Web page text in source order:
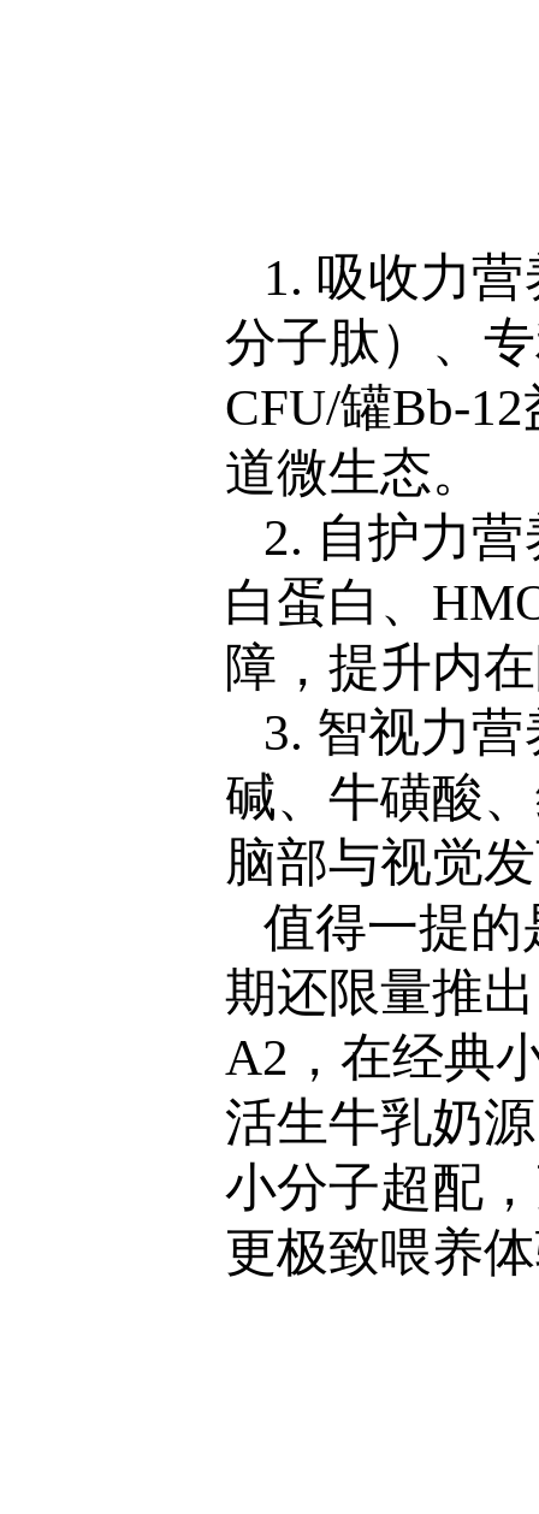
1. 吸收力
分子肽）、
CFU/罐Bb-
道微生态。
2. 自护力
白蛋白、
障，提升内
3. 智视力
碱、牛磺酸
脑部与视觉
值得一提的
期还限量推
A2，在经典
活生牛乳奶
小分子超配
更极致喂养